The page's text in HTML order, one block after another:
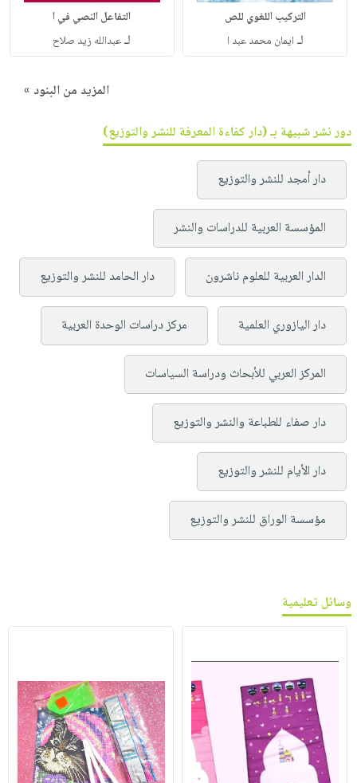
التركيب اللغوي للص
لـ ايمان محمد عبد ا
التفاعل النصي في ا
لـعبدالله زيد صلاح
المزيد من البنود »
دور نشر شبيهة بـ (دار كفاءة المعرفة للنشر والتوزيع)
دار أمجد للنشر والتوزيع
المؤسسة العربية للدراسات والنشر
الدار العربية للعلوم ناشرون دار الحامد للنشر والتوزيع
دار اليازوري العلمية مركز دراسات الوحدة العربية
المركز العربي للأبحاث ودراسة السياسات
دار صفاء للطباعة والنشر والتوزيع
دار الأيام للنشر والتوزيع
مؤسسة الوراق للنشر والتوزيع
وسائل تعليمية